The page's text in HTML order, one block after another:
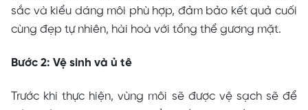
sắc và kiểu dáng môi phù hợp, đảm bảo kết quả cuối
cùng đẹp tự nhiên, hài hoà với tổng thể gương mặt.
Bước 2: Vệ sinh và ủ tê
Trước khi thực hiện, vùng môi sẽ được vệ sạch sẽ để